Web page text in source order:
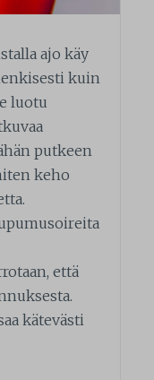
ajo käy
kuin
luotu
putkeen
keho
että
kätevästi